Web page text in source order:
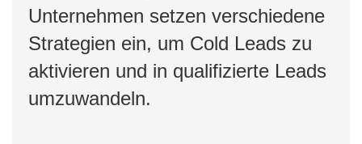
Unternehmen setzen verschiedene
Strategien ein, um Cold Leads zu
aktivieren und in qualifizierte Leads
umzuwandeln.